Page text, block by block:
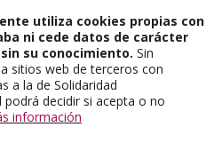
utiliza cookies propias con
ni cede datos de carácter
su conocimiento. Sin
sitios web de terceros con
a la de Solidaridad
decidir si acepta o no
información